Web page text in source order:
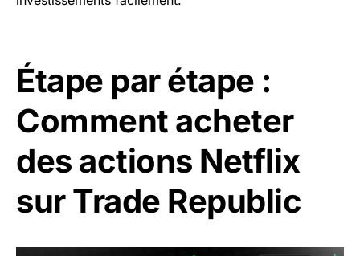
Étape par étape :
Comment acheter
des actions Netflix
sur Trade Republic